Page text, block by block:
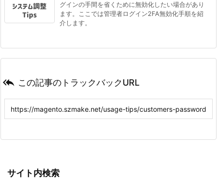
グインの手間を省くために無効化したい場合があり
ます。ここでは管理者ログイン2FA無効化手順を紹
介します。
 この記事のトラックバックURL
サイト内検索